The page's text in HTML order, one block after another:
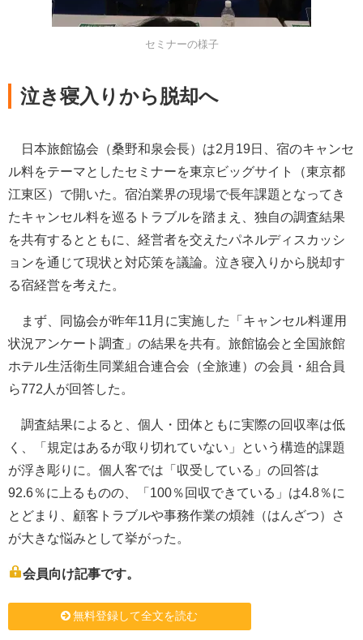
セミナーの様子
泣き寝入りから脱却へ
日本旅館協会（桑野和泉会長）は2月19日、宿のキャンセ
ル料をテーマとしたセミナーを東京ビッグサイト（東京都
江東区）で開いた。宿泊業界の現場で長年課題となってき
たキャンセル料を巡るトラブルを踏まえ、独自の調査結果
を共有するとともに、経営者を交えたパネルディスカッシ
ョンを通じて現状と対応策を議論。泣き寝入りから脱却す
る宿経営を考えた。
まず、同協会が昨年11月に実施した「キャンセル料運用
状況アンケート調査」の結果を共有。旅館協会と全国旅館
ホテル生活衛生同業組合連合会（全旅連）の会員・組合員
ら772人が回答した。
調査結果によると、個人・団体ともに実際の回収率は低
く、「規定はあるが取り切れていない」という構造的課題
が浮き彫りに。個人客では「収受している」の回答は
92.6％に上るものの、「100％回収できている」は4.8％に
とどまり、顧客トラブルや事務作業の煩雑（はんざつ）さ
が大きな悩みとして挙がった。
会員向け記事です。
無料登録して全文を読む